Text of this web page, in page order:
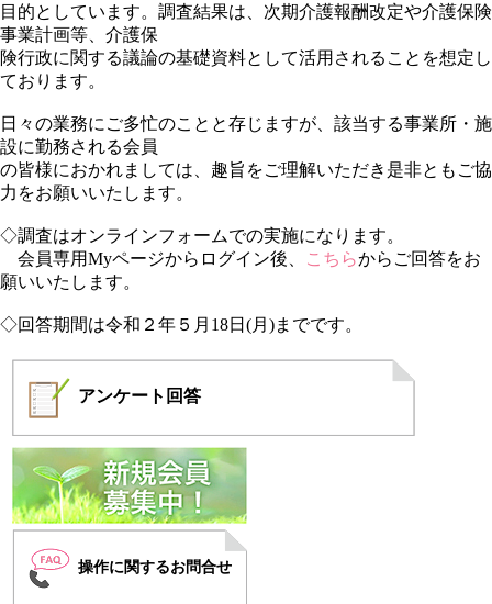
目的としています。調査結果は、次期介護報酬改定や介護保険
事業計画等、介護保
険行政に関する議論の基礎資料として活用されることを想定し
ております。
日々の業務にご多忙のことと存じますが、該当する事業所・施
設に勤務される会員
の皆様におかれましては、趣旨をご理解いただき是非ともご協
力をお願いいたします。
◇調査はオンラインフォームでの実施になります。
会員専用Myページからログイン後、
こちらからご回答をお
願いいたします。
◇回答期間は令和２年５月18日(月)までです。
アンケート 回答
操作に関するお問合せ